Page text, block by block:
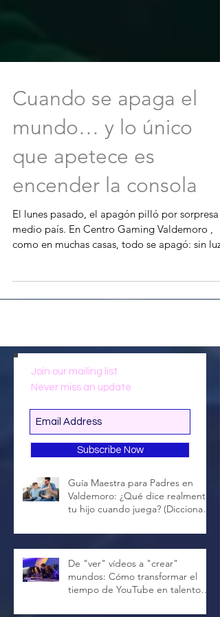
Cuando se apaga el
mundo… y lo único
que apetece es
encender la consola
El lunes pasado, el apagón pilló por sorpresa a
medio país. En Centro Gaming Valdemoro ,
Entradas recientes
Guía Maestra para Padres en
Valdemoro: ¿Qué dice realmente
De "ver" vídeos a "crear"
mundos: Cómo transformar el
Join our mailing list
Never miss an update